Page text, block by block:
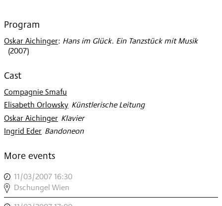
Program
Oskar Aichinger: Hans im Glück. Ein Tanzstück mit Musik
(2007)
Cast
Compagnie Smafu
Elisabeth Orlowsky
: Künstlerische Leitung
Oskar Aichinger
: Klavier
Ingrid Eder
: Bandoneon
More events
11/03/2007 16:30
DSCHUNGEL
WIEN
Dschungel Wien